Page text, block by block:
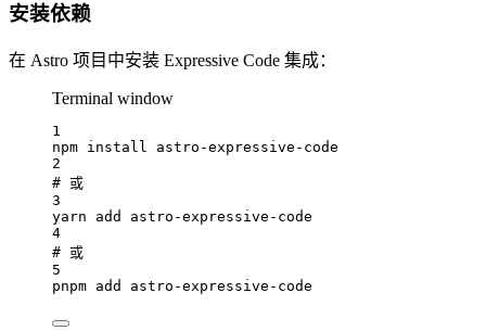
安装依赖
在 Astro 项目中安装 Expressive Code 集成：
Terminal window
1
npm install
astro-expressive-code
2
# 或
3
yarn
add
astro-expressive-code
4
# 或
5
pnpm add astro-expressive-code